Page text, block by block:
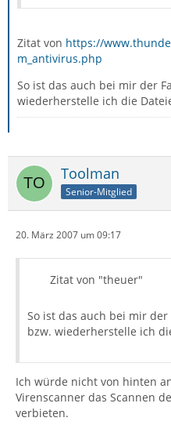
Zitat von https://
m_antivirus.php
So ist das auch bei mir der
wiederherstelle ich die
Toolman
Senior-Mitglied
20. März 2007 um 09:17
Zitat von "theuer"
So ist das auch bei mir
bzw. wiederherstelle ich
Ich würde nicht von hinten
Virenscanner das Scannen
verbieten.